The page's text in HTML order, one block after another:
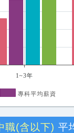
1~3年
專科平均薪資
職(含以下) 平